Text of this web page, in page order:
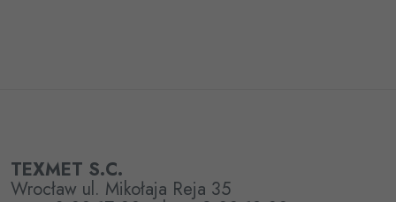
TEXMET S.C.
Wrocław ul. Mikołaja Reja 35